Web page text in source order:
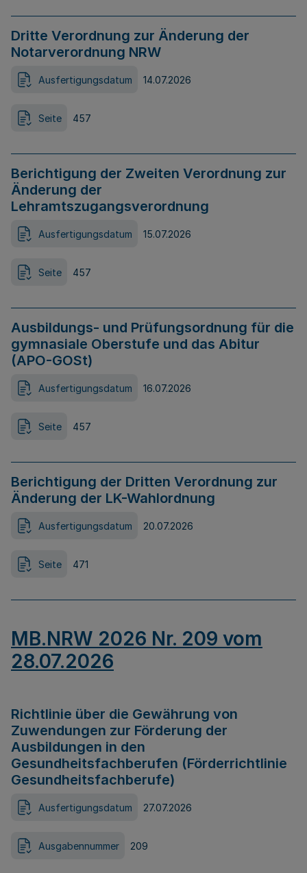
Dritte Verordnung zur Änderung der
Notarverordnung NRW
Ausfertigungsdatum 14.07.2026
Seite 457
Berichtigung der Zweiten Verordnung zur
Änderung der
Lehramtszugangsverordnung
Ausfertigungsdatum 15.07.2026
Seite 457
Ausbildungs- und Prüfungsordnung für die
gymnasiale Oberstufe und das Abitur
(APO-GOSt)
Ausfertigungsdatum 16.07.2026
Seite 457
Berichtigung der Dritten Verordnung zur
Änderung der LK-Wahlordnung
Ausfertigungsdatum 20.07.2026
Seite 471
MB.NRW 2026 Nr. 209 vom
28.07.2026
Richtlinie über die Gewährung von
Zuwendungen zur Förderung der
Ausbildungen in den
Gesundheitsfachberufen (Förderrichtlinie
Gesundheitsfachberufe)
Ausfertigungsdatum 27.07.2026
Ausgabennummer 209